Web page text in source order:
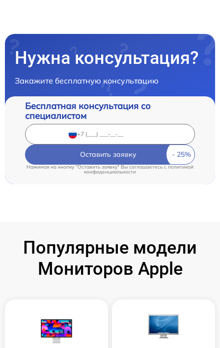
Нужна консультация?
Закажите бесплатную консультацию
Бесплатная консультация со
специалистом
Оставить заявку
Нажимая на кнопку "Оставить заявку" Вы соглашаетесь cполитикой
конфиденциальности
Популярные модели
Мониторов Apple